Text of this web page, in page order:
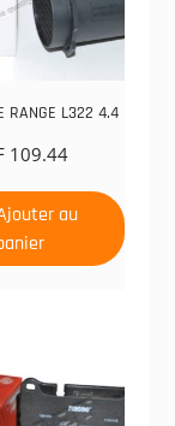
RANGE L322 4.4
109.44
au